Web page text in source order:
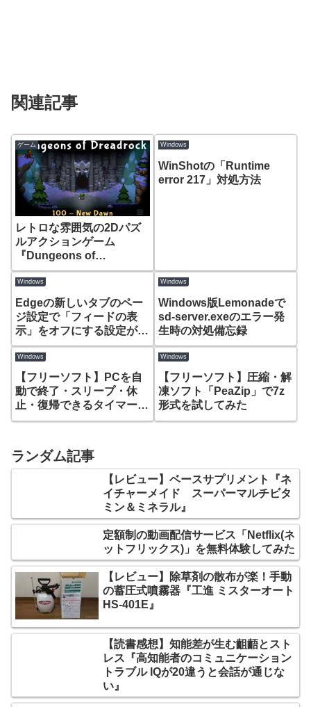
関連記事
ゲーム
レトロな雰囲気の2Dパズ
ルアクションゲーム
『Dungeons of
Dreadrock』
Windows
WinShotの「Runtime
error 217」対処方法
Windows
Edgeの新しいタブのペー
ジ設定で「フィードの表
示」をオフにする設定が正
常に保存されない場合の対
処法
Windows
Windows版Lemonadeで
sd-server.exeのエラー発
生時の対処備忘録
Windows
【フリーソフト】PCを自
動で終了・スリープ・休
止・復帰できるタイマーソ
フト「ねむねむ」を使って
Windows
【フリーソフト】圧縮・解
凍ソフト「PeaZip」で7z
形式を試してみた
ランダム記事
【レビュー】ベースサプリメント『ネ
イチャーメイド スーパーマルチビタ
ミン＆ミネラル』
定額制の動画配信サービス「Netflix(ネ
ットフリックス)」を無料体験してみた
【レビュー】除草剤の散布が楽！手動
の蓄圧式噴霧器『工進 ミスターオート
HS-401E』
【読書感想】知能差が生む齟齬とスト
レス『高知能者のコミュニケーション
トラブル IQが20違うと会話が通じな
い』